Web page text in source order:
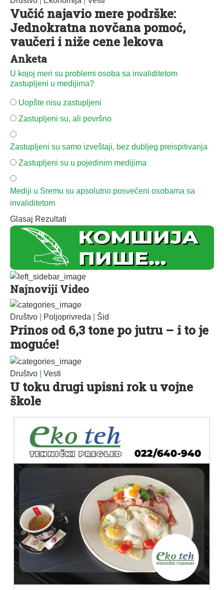
Vučić najavio mere podrške:
Jednokratna novčana pomoć,
vaučeri i niže cene lekova
Anketa
U kojoj meri su problemi osoba sa invaliditetom
zastupljeni u medijima?
Uopšte nisu zastupljeni
Zastupljeni su, ali površno
Zastupljeni su samo izveštaji, bez dubljeg preispitivanja
Zastupljeni su u pojedinim medijima
Mediji u Sremu su apsolutno posvećeni osobama sa
invaliditetom
Glasaj Rezultati
Najnoviji Video
Društvo Poljoprivreda Šid
Prinos od 6,3 tone po jutru – i to je
moguće!
Društvo Vesti
U toku drugi upisni rok u vojne
škole